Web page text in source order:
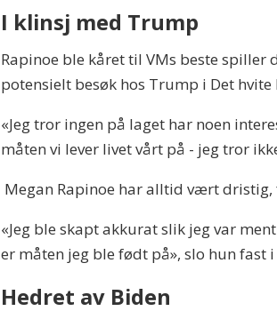
I klinsj med Trump
Rapinoe ble kåret til VMs beste spiller
potensielt besøk hos Trump i Det hvite
«Jeg tror ingen på laget har noen
måten vi lever livet vårt på - jeg tror
Megan Rapinoe har alltid vært dristig,
«Jeg ble skapt akkurat slik jeg var
er måten jeg ble født på», slo hun fast
Hedret av Biden